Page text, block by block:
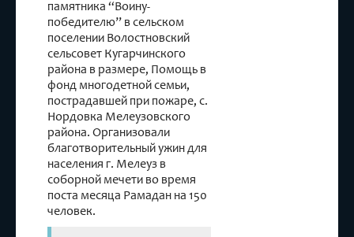
памятника “Воину-
победителю” в сельском
поселении Волостновский
сельсовет Кугарчинского
района в размере, Помощь в
фонд многодетной семьи,
пострадавшей при пожаре, с.
Нордовка Мелеузовского
района. Организовали
благотворительный ужин для
населения г. Мелеуз в
соборной мечети во время
поста месяца Рамадан на 150
человек.